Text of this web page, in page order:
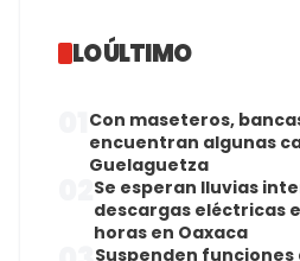
LO ÚLTIMO
Con maseteros,
encuentran algunas
Guelaguetza
Se esperan lluvias
descargas eléctricas
horas en Oaxaca
Suspenden